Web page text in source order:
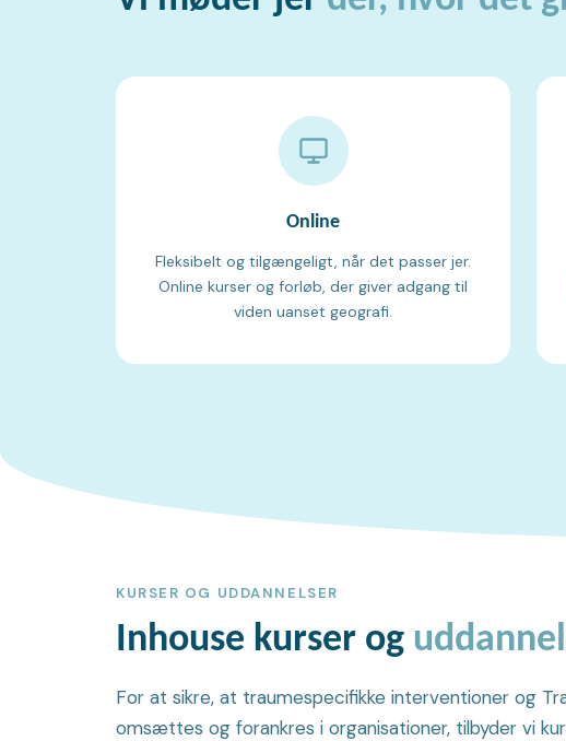
Online
Fleksibelt og tilgængeligt, når det passer jer.
Online kurser og forløb, der giver adgang til
viden uanset geografi.
KURSER OG UDDANNELSER
Inhouse kurser og
For at sikre, at traumespecifikke interventioner og
omsættes og forankres i organisationer, tilbyder vi